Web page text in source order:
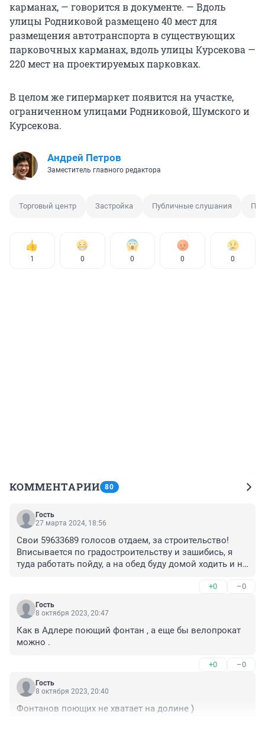
карманах, — говорится в документе. — Вдоль
улицы Родниковой размещено 40 мест для
размещения автотранспорта в существующих
парковочных карманах, вдоль улицы Курсекова —
220 мест на проектируемых парковках.
В целом же гипермаркет появится на участке,
ограниченном улицами Родниковой, Шумского и
Курсекова.
Андрей Петров
Заместитель главного редактора
Торговый центр Застройка Публичные слушания
1 0 0 0 0
КОММЕНТАРИИ 80
Гость
27 марта 2024, 18:56
Свои 59633689 голосов отдаем, за строительство!
Вписывается по градостроительству и зашибись, я
туда работать пойду, а на обед буду домой ходить и не
+0 –0
Гость
8 октября 2023, 20:47
Как в Адлере поющий фонтан , а еще бы велопрокат
можно .
+0 –0
Гость
8 октября 2023, 20:40
Фонтанов поющих не хватает на долине )